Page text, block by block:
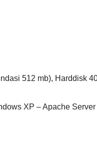
512 mb), Harddisk
XP – Apache